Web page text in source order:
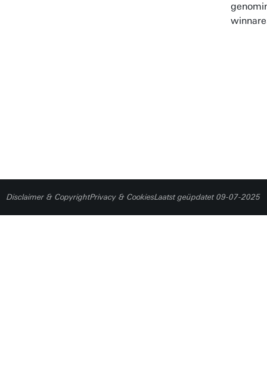
Disclaimer & CopyrightPrivacy & CookiesLaatst geüpdatet 09-07-2025